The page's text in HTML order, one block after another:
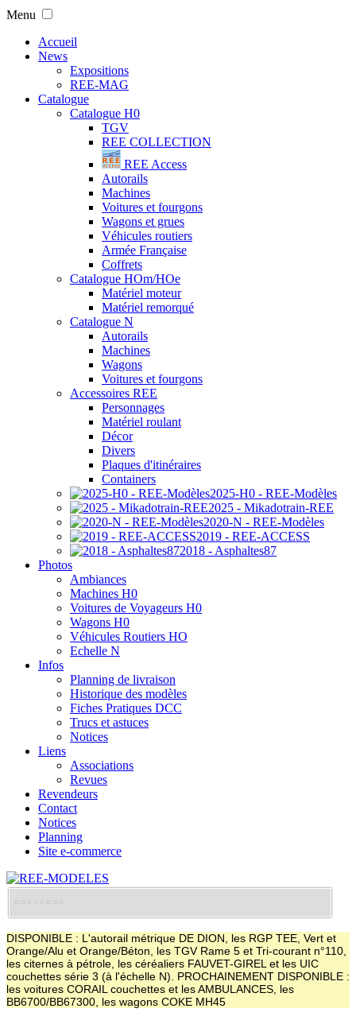
Menu
Accueil
News
Expositions
REE-MAG
Catalogue
Catalogue H0
TGV
REE COLLECTION
REE Access
Autorails
Machines
Voitures et fourgons
Wagons et grues
Véhicules routiers
Armée Française
Coffrets
Catalogue HOm/HOe
Matériel moteur
Matériel remorqué
Catalogue N
Autorails
Machines
Wagons
Voitures et fourgons
Accessoires REE
Personnages
Matériel roulant
Décor
Divers
Plaques d'itinéraires
Containers
2025-H0 - REE-Modèles
2025 - Mikadotrain-REE
2020-N - REE-Modèles
2019 - REE-ACCESS
2018 - Asphaltes87
Photos
Ambiances
Machines H0
Voitures de Voyageurs H0
Wagons H0
Véhicules Routiers HO
Echelle N
Infos
Planning de livraison
Historique des modèles
Fiches Pratiques DCC
Trucs et astuces
Notices
Liens
Associations
Revues
Revendeurs
Contact
Notices
Planning
Site e-commerce
DISPONIBLE : L'autorail métrique DE DION, les RGP TEE, Vert et
Orange/Alu et Orange/Béton, les TGV Rame 5 et Tri-courant n°110,
les citernes à pétrole, les céréaliers FAUVET-GIREL et les UIC
couchettes série 3 (à l'échelle N). PROCHAINEMENT DISPONIBLE :
les voitures CORAIL couchettes et les AMBULANCES, les
BB6700/BB67300, les wagons COKE MH45